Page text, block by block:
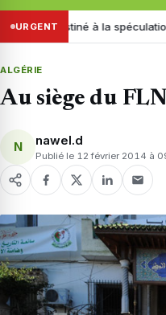
URGENT
Destiné à la spéculation :
ALGÉRIE
Au siège du
N nawel.d
Publié le 12 février 2014 à